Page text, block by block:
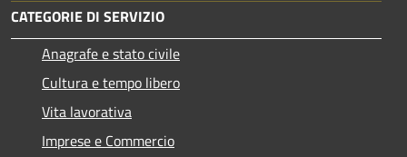
CATEGORIE DI SERVIZIO
Anagrafe e stato civile
Cultura e tempo libero
Vita lavorativa
Imprese e Commercio